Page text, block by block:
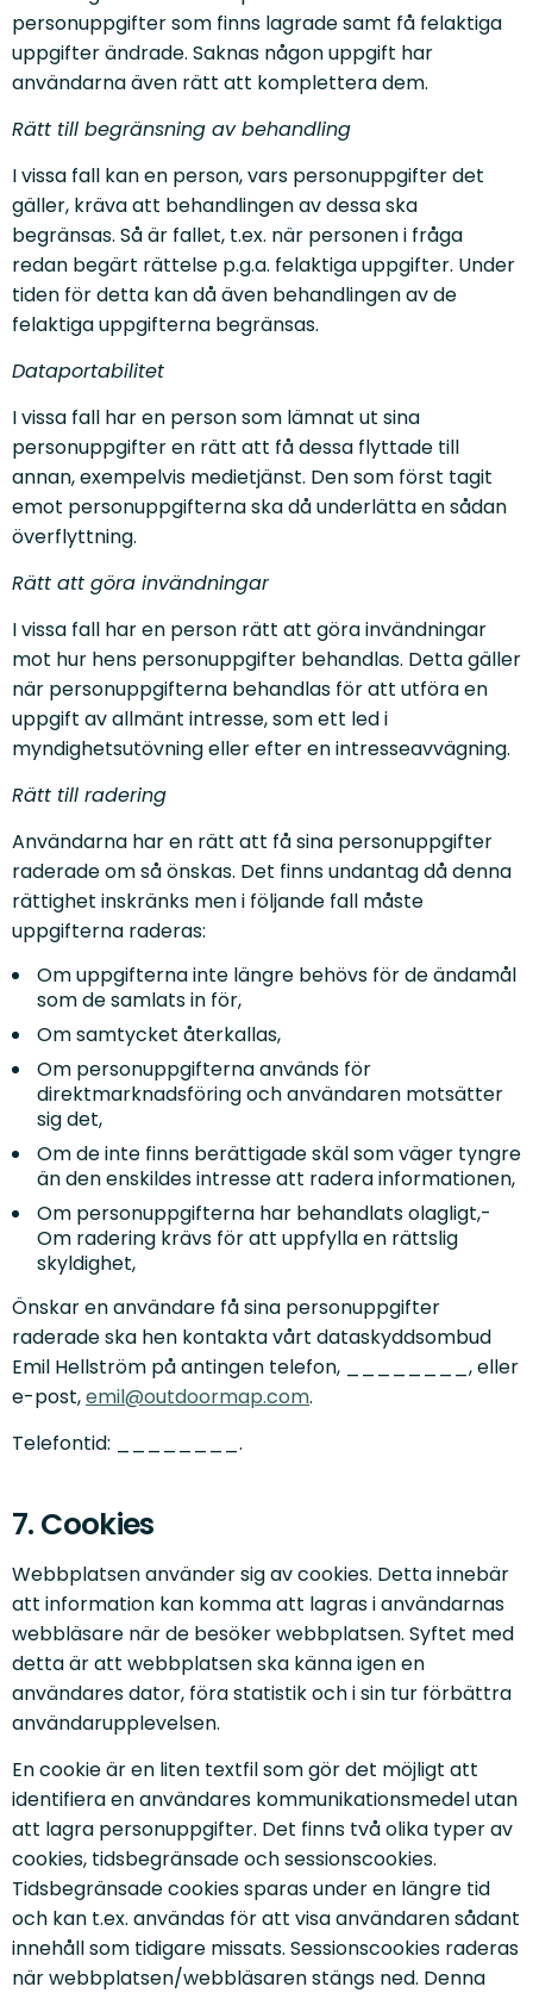
personuppgifter som finns lagrade samt få felaktiga
uppgifter ändrade. Saknas någon uppgift har
användarna även rätt att komplettera dem.
Rätt till begränsning av behandling
I vissa fall kan en person, vars personuppgifter det
gäller, kräva att behandlingen av dessa ska
begränsas. Så är fallet, t.ex. när personen i fråga
redan begärt rättelse p.g.a. felaktiga uppgifter. Under
tiden för detta kan då även behandlingen av de
felaktiga uppgifterna begränsas.
Dataportabilitet
I vissa fall har en person som lämnat ut sina
personuppgifter en rätt att få dessa flyttade till
annan, exempelvis medietjänst. Den som först tagit
emot personuppgifterna ska då underlätta en sådan
överflyttning.
Rätt att göra invändningar
I vissa fall har en person rätt att göra invändningar
mot hur hens personuppgifter behandlas. Detta gäller
när personuppgifterna behandlas för att utföra en
uppgift av allmänt intresse, som ett led i
myndighetsutövning eller efter en intresseavvägning.
Rätt till radering
Användarna har en rätt att få sina personuppgifter
raderade om så önskas. Det finns undantag då denna
rättighet inskränks men i följande fall måste
uppgifterna raderas:
Om uppgifterna inte längre behövs för de ändamål
som de samlats in för,
Om samtycket återkallas,
Om personuppgifterna används för
direktmarknadsföring och användaren motsätter
sig det,
Om de inte finns berättigade skäl som väger tyngre
än den enskildes intresse att radera informationen,
Om personuppgifterna har behandlats olagligt,-
Om radering krävs för att uppfylla en rättslig
skyldighet,
Önskar en användare få sina personuppgifter
raderade ska hen kontakta vårt dataskyddsombud
Emil Hellström på antingen telefon,
, eller
e-post,emil@outdoormap.com.
Telefontid:
.
7. Cookies
Webbplatsen använder sig av cookies. Detta innebär
att information kan komma att lagras i användarnas
webbläsare när de besöker webbplatsen. Syftet med
detta är att webbplatsen ska känna igen en
användares dator, föra statistik och i sin tur förbättra
användarupplevelsen.
En cookie är en liten textfil som gör det möjligt att
identifiera en användares kommunikationsmedel utan
att lagra personuppgifter. Det finns två olika typer av
cookies, tidsbegränsade och sessionscookies.
Tidsbegränsade cookies sparas under en längre tid
och kan t.ex. användas för att visa användaren sådant
innehåll som tidigare missats. Sessionscookies raderas
när webbplatsen/webbläsaren stängs ned. Denna